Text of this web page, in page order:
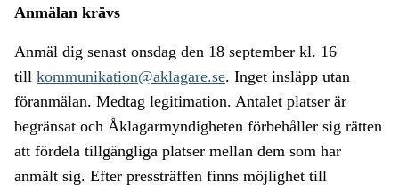
Anmälan krävs
Anmäl dig senast onsdag den 18 september kl. 16
till kommunikation@aklagare.se. Inget insläpp utan
föranmälan. Medtag legitimation. Antalet platser är
begränsat och Åklagarmyndigheten förbehåller sig rätten
att fördela tillgängliga platser mellan dem som har
anmält sig. Efter pressträffen finns möjlighet till